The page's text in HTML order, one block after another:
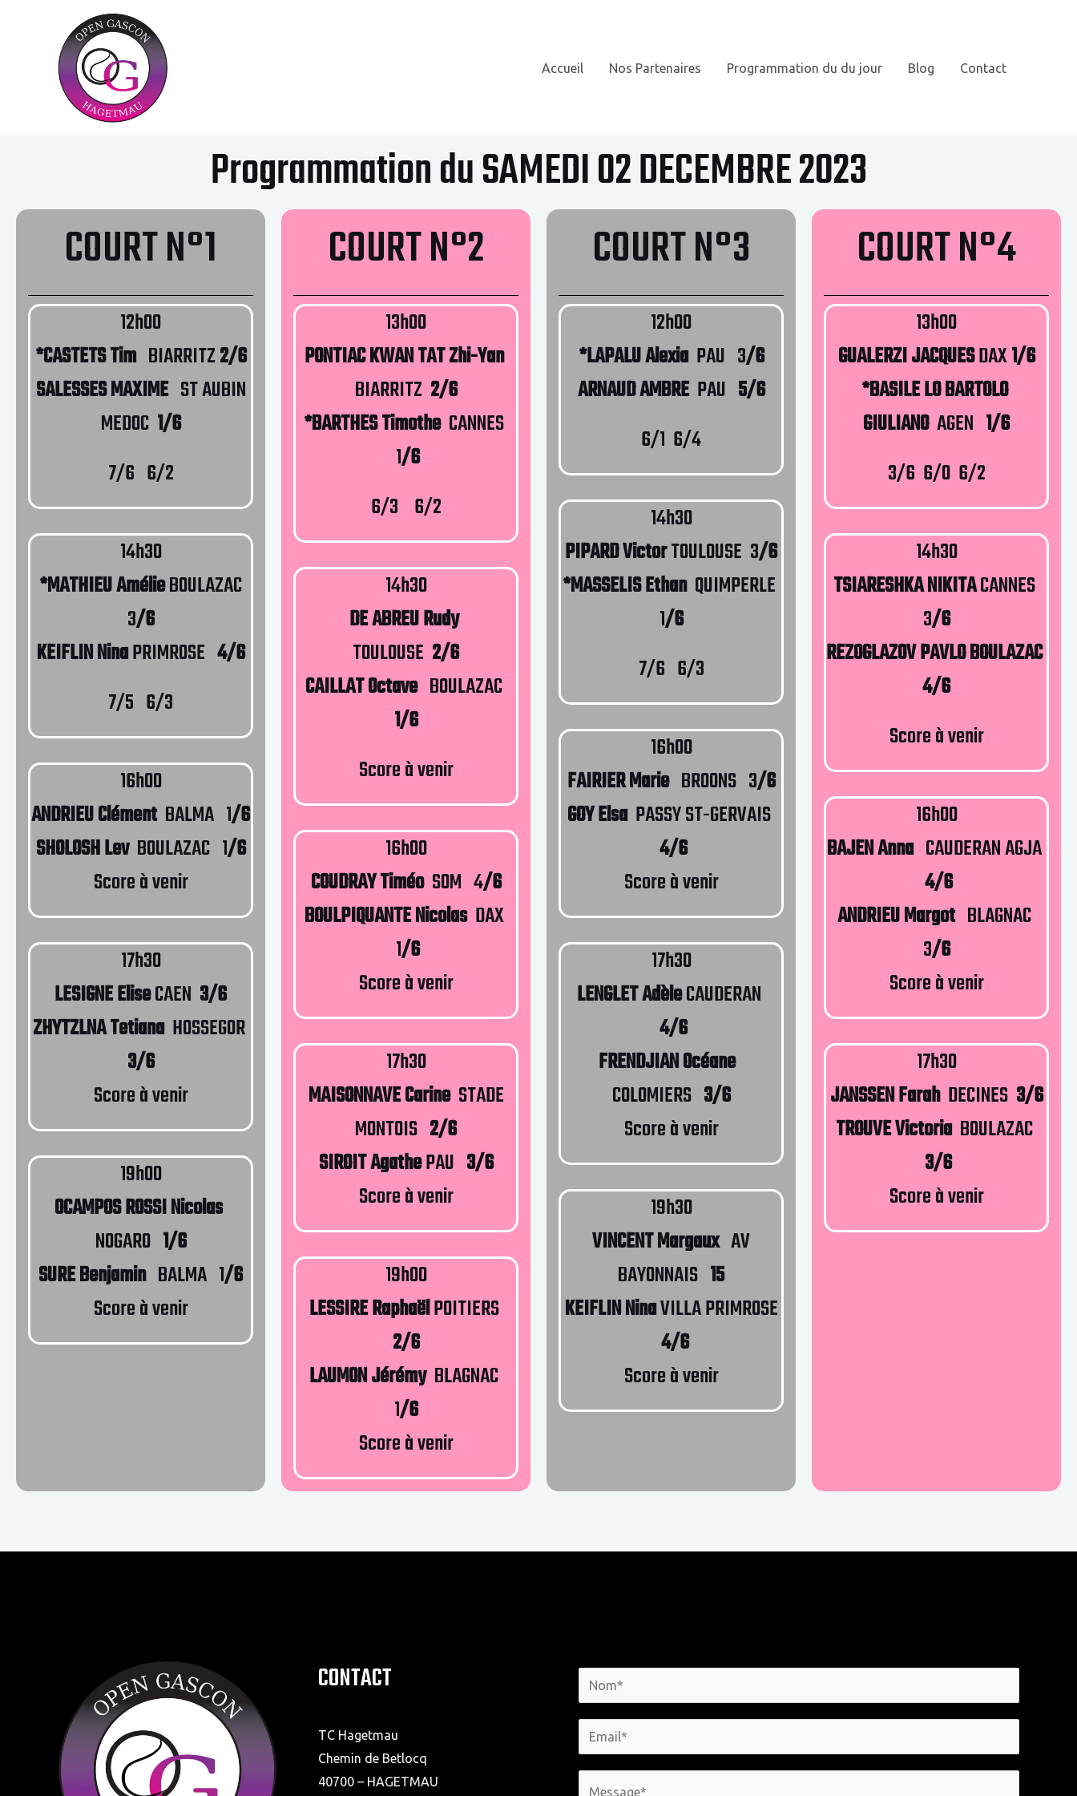
Accueil Nos Partenaires Programmation du du jour Blog Contact
Programmation du SAMEDI 02 DECEMBRE 2023
COURT N°1
12h00
*CASTETS Tim BIARRITZ2/6
SALESSES MAXIME ST AUBIN
MEDOC1/6
7/6 6/2
14h30
*MATHIEU AmélieBOULAZAC
3/6
KEIFLIN NinaPRIMROSE 4/6
7/5 6/3
16h00
ANDRIEU ClémentBALMA 1/6
SHOLOSH Lev BOULAZAC 1/6
Score à venir
17h30
LESIGNE EliseCAEN 3/6
ZHYTZLNA Tetiana HOSSEGOR
3/6
Score à venir
19h00
OCAMPOS ROSSI Nicolas
NOGARO 1/6
SURE Benjamin BALMA 1/6
Score à venir
COURT N°2
13h00
PONTIAC KWAN TAT Zhi-Yan
BIARRITZ 2/6
*BARTHES Timothe CANNES
1/6
6/3 6/2
14h30
DE ABREU Rudy
TOULOUSE 2/6
CAILLAT OctaveBOULAZAC
1/6
Score à venir
16h00
COUDRAY Timéo SOM 4/6
BOULPIQUANTE NicolasDAX
1/6
Score à venir
17h30
MAISONNAVE CarineSTADE
MONTOIS 2/6
SIROIT AgathePAU 3/6
Score à venir
19h00
LESSIRE RaphaëlPOITIERS
2/6
LAUMON JérémyBLAGNAC
1/6
Score à venir
COURT N°3
12h00
*LAPALU AlexiaPAU 3/6
ARNAUD AMBREPAU 5/6
6/1 6/4
14h30
PIPARD VictorTOULOUSE 3/6
*MASSELIS EthanQUIMPERLE
1/6
7/6 6/3
16h00
FAIRIER Marie BROONS 3/6
GOY ElsaPASSY ST-GERVAIS
4/6
Score à venir
17h30
LENGLET AdèleCAUDERAN
4/6
FRENDJIAN Océane
COLOMIERS 3/6
Score à venir
19h30
VINCENT MargauxAV
BAYONNAIS 15
KEIFLIN NinaVILLA PRIMROSE
4/6
Score à venir
COURT N°4
13h00
GUALERZI JACQUESDAX1/6
*BASILE LO BARTOLO
GIULIANOAGEN 1/6
3/6 6/0 6/2
14h30
TSIARESHKA NIKITACANNES
3/6
REZOGLAZOV PAVLO BOULAZAC
4/6
Score à venir
16h00
BAJEN Anna CAUDERAN AGJA
4/6
ANDRIEU Margot BLAGNAC
3/6
Score à venir
17h30
JANSSEN Farah DECINES 3/6
TROUVE VictoriaBOULAZAC
3/6
Score à venir
CONTACT
TC Hagetmau
Chemin de Betlocq
40700 – HAGETMAU